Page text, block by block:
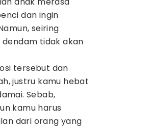
dan ingin
seiring
tidak akan
tersebut dan
justru kamu hebat
Sebab,
kamu harus
dari orang yang